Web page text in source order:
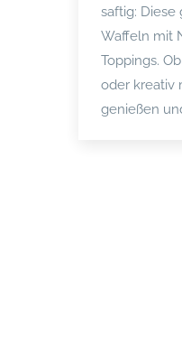
saftig:
Waffeln mit
Toppings.
oder kreativ
genießen